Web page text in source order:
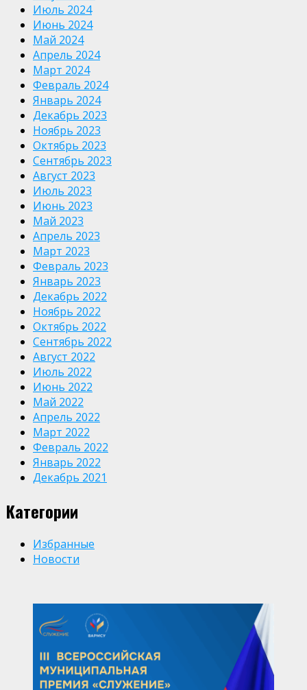
Июль 2024
Июнь 2024
Май 2024
Апрель 2024
Март 2024
Февраль 2024
Январь 2024
Декабрь 2023
Ноябрь 2023
Октябрь 2023
Сентябрь 2023
Август 2023
Июль 2023
Июнь 2023
Май 2023
Апрель 2023
Март 2023
Февраль 2023
Январь 2023
Декабрь 2022
Ноябрь 2022
Октябрь 2022
Сентябрь 2022
Август 2022
Июль 2022
Июнь 2022
Май 2022
Апрель 2022
Март 2022
Февраль 2022
Январь 2022
Декабрь 2021
Категории
Избранные
Новости